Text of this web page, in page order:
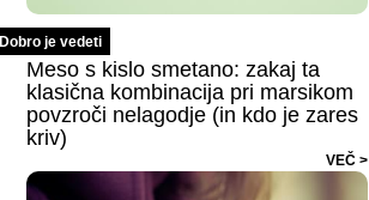
Dobro je vedeti
Meso s kislo smetano: zakaj ta
klasična kombinacija pri marsikom
povzroči nelagodje (in kdo je zares
kriv)
VEČ >